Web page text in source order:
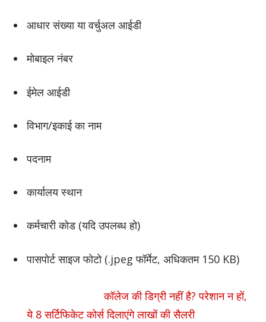
आधार संख्या या वर्चुअल आईडी
मोबाइल नंबर
ईमेल आईडी
विभाग/इकाई का नाम
पदनाम
कार्यालय स्थान
कर्मचारी कोड (यदि उपलब्ध हो)
पासपोर्ट साइज फोटो (.jpeg फॉर्मेट, अधिकतम 150 KB)
कॉलेज की डिग्री नहीं है? परेशान न हों,
ये 8 सर्टिफिकेट कोर्स दिलाएंगे लाखों की सैलरी